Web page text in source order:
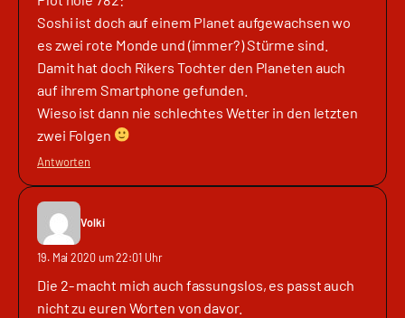
Soshi ist doch auf einem Planet aufgewachsen wo
es zwei rote Monde und (immer?) Stürme sind.
Damit hat doch Rikers Tochter den Planeten auch
auf ihrem Smartphone gefunden.
Wieso ist dann nie schlechtes Wetter in den letzten
zwei Folgen
Antworten
Volki
19. Mai 2020 um 22:01 Uhr
Die 2- macht mich auch fassungslos, es passt auch
nicht zu euren Worten von davor.